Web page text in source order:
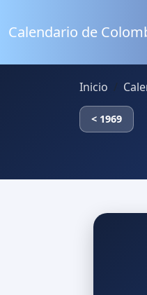
Calendario de
Inicio
< 1969